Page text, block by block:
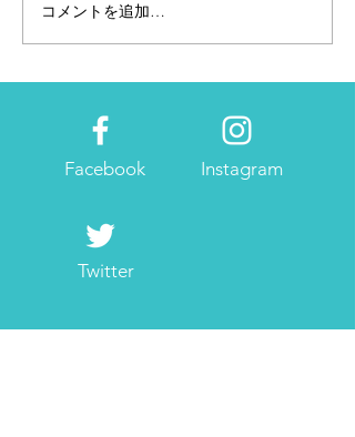
ママ向けキュレーション
メディアにてライティン
コメントを追加…
Facebook Instagram
Twitter